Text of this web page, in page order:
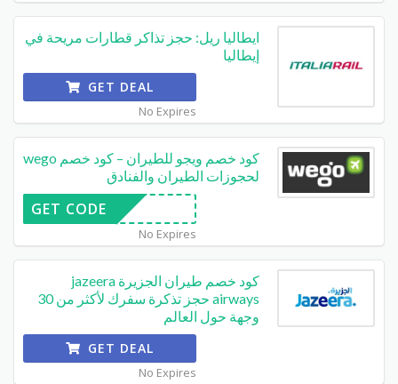
ايطاليا ريل: حجز تذاكر قطارات مريحة في
إيطاليا
GET DEAL
No Expires
كود خصم ويجو للطيران – كود خصم wego
لحجوزات الطيران والفنادق
GET CODE
No Expires
كود خصم طيران الجزيرة jazeera
airways حجز تذكرة سفرك لأكثر من 30
وجهة حول العالم
GET DEAL
No Expires